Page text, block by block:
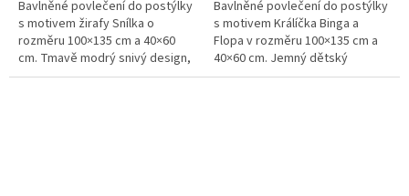
Bavlněné povlečení do postýlky
s motivem žirafy Snílka o
rozměru 100×135 cm a 40×60
cm. Tmavě modrý snivý design,
100% bavlna Renforcé a
Bavlněné povlečení do postýlky
s motivem Králíčka Binga a
Flopa v rozměru 100×135 cm a
40×60 cm. Jemný dětský
design, příjemný materiál a